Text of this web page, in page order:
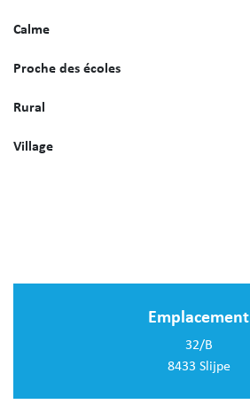
Calme
Proche des écoles
Rural
Village
Emplacement
32/B
8433 Slijpe